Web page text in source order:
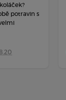
potravin s